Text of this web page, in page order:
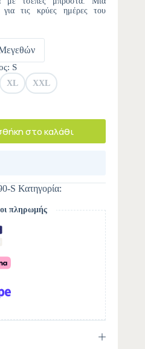
τις κρύες ημέρες του
: S
XL XXL
στο καλάθι
S Κατηγορία:
πληρωμής